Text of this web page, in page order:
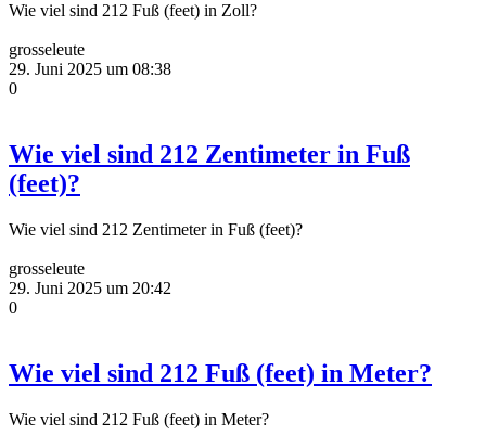
Wie viel sind 212 Fuß (feet) in Zoll?
grosseleute
29. Juni 2025 um 08:38
0
Wie viel sind 212 Zentimeter in Fuß
(feet)?
Wie viel sind 212 Zentimeter in Fuß (feet)?
grosseleute
29. Juni 2025 um 20:42
0
Wie viel sind 212 Fuß (feet) in Meter?
Wie viel sind 212 Fuß (feet) in Meter?